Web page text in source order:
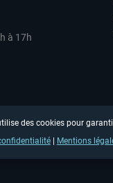
à 17h
des cookies pour
| Mentions